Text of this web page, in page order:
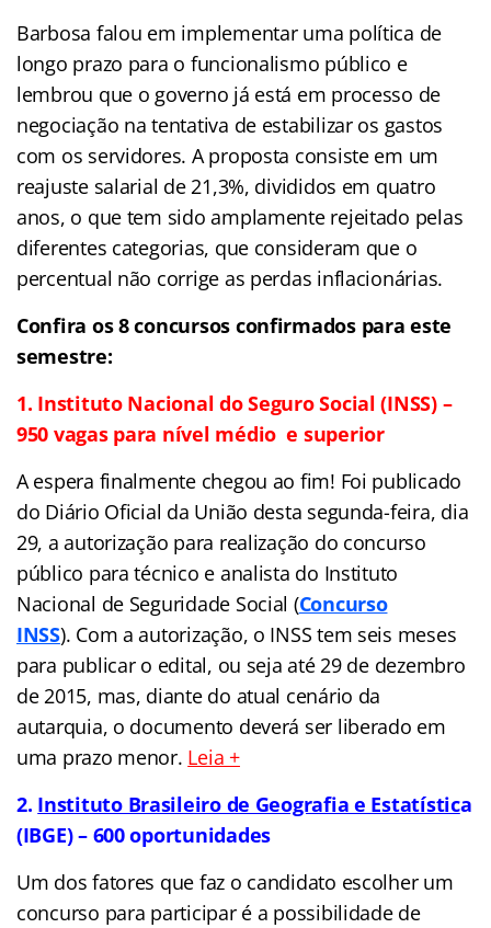
Barbosa falou em implementar uma política de
longo prazo para o funcionalismo público e
lembrou que o governo já está em processo de
negociação na tentativa de estabilizar os gastos
com os servidores. A proposta consiste em um
reajuste salarial de 21,3%, divididos em quatro
anos, o que tem sido amplamente rejeitado pelas
diferentes categorias, que consideram que o
percentual não corrige as perdas inflacionárias.
Confira os 8 concursos confirmados para este
semestre:
1. Instituto Nacional do Seguro Social (INSS) –
950 vagas para nível médio e superior
A espera finalmente chegou ao fim! Foi publicado
do Diário Oficial da União desta segunda-feira, dia
29, a autorização para realização do concurso
público para técnico e analista do Instituto
Nacional de Seguridade Social (Concurso
INSS). Com a autorização, o INSS tem seis meses
para publicar o edital, ou seja até 29 de dezembro
de 2015, mas, diante do atual cenário da
autarquia, o documento deverá ser liberado em
uma prazo menor. Leia +
2. Instituto Brasileiro de Geografia e Estatística
(IBGE) – 600 oportunidades
Um dos fatores que faz o candidato escolher um
concurso para participar é a possibilidade de